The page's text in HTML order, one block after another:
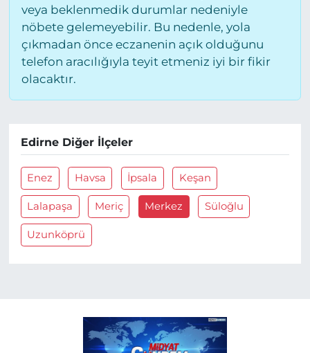
veya beklenmedik durumlar nedeniyle
nöbete gelemeyebilir. Bu nedenle, yola
çıkmadan önce eczanenin açık olduğunu
telefon aracılığıyla teyit etmeniz iyi bir fikir
olacaktır.
Edirne Diğer İlçeler
Enez Havsa İpsala Keşan
Lalapaşa Meriç Merkez Süloğlu
Uzunköprü